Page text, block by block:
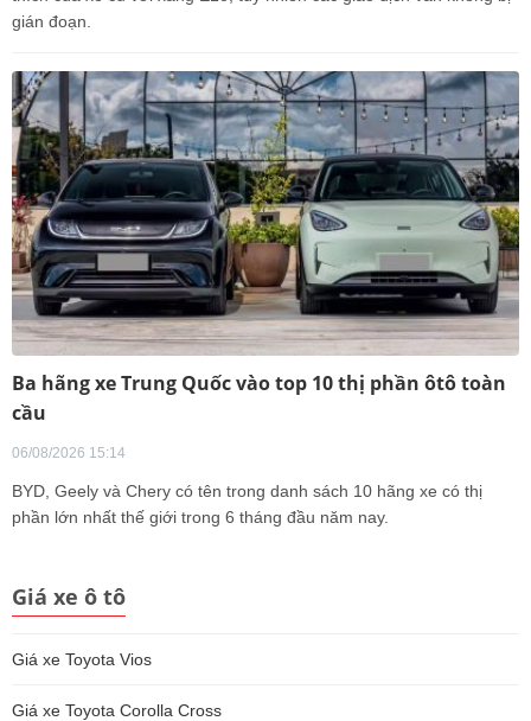
gián đoạn.
Ba hãng xe Trung Quốc vào top 10 thị phần ôtô toàn
cầu
06/08/2026 15:14
BYD, Geely và Chery có tên trong danh sách 10 hãng xe có thị
phần lớn nhất thế giới trong 6 tháng đầu năm nay.
Giá xe ô tô
Giá xe Toyota Vios
Giá xe Toyota Corolla Cross